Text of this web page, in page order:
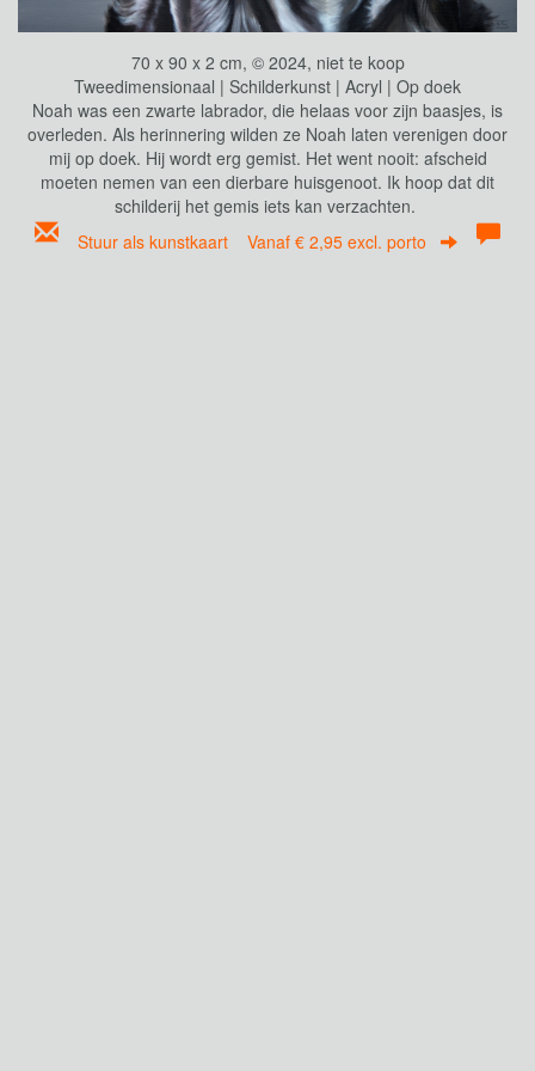
70 x 90 x 2 cm, © 2024, niet te koop
Tweedimensionaal | Schilderkunst | Acryl | Op doek
Noah was een zwarte labrador, die helaas voor zijn baasjes, is
overleden. Als herinnering wilden ze Noah laten verenigen door
mij op doek. Hij wordt erg gemist. Het went nooit: afscheid
moeten nemen van een dierbare huisgenoot. Ik hoop dat dit
schilderij het gemis iets kan verzachten.
Stuur als kunstkaart Vanaf € 2,95 excl. porto